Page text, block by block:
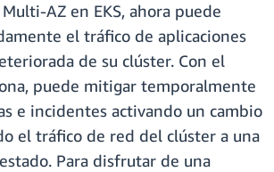
AZ en EKS, ahora puede
el tráfico de aplicaciones
de su clúster. Con el
puede mitigar temporalmente
e incidentes activando un cambio
el tráfico de red del clúster a una
Para disfrutar de una